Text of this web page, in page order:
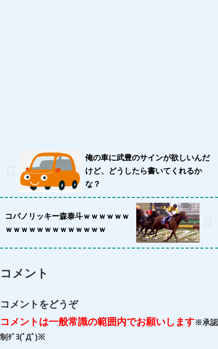
俺の車に武豊のサインが欲しいんだ
けど、どうしたら書いてくれるか
な？
コパノリッキー森泰斗ｗｗｗｗｗｗ
ｗｗｗｗｗｗｗｗｗｗｗｗｗ
コメント
コメントをどうぞ
コメントは一般常識の範囲内でお願いします※承認
制ﾀﾞﾖ(ﾟДﾟ)※